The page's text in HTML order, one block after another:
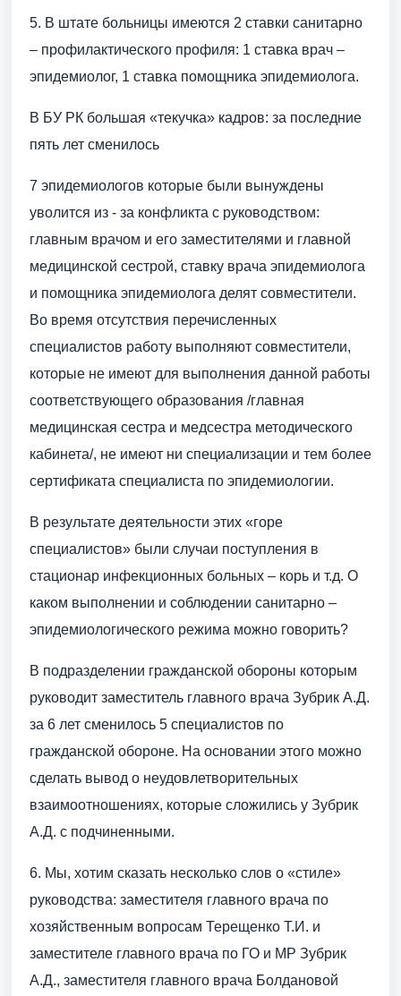
5. В штате больницы имеются 2 ставки санитарно
– профилактического профиля: 1 ставка врач –
эпидемиолог, 1 ставка помощника эпидемиолога.
В БУ РК большая «текучка» кадров: за последние
пять лет сменилось
7 эпидемиологов которые были вынуждены
уволится из - за конфликта с руководством:
главным врачом и его заместителями и главной
медицинской сестрой, ставку врача эпидемиолога
и помощника эпидемиолога делят совместители.
Во время отсутствия перечисленных
специалистов работу выполняют совместители,
которые не имеют для выполнения данной работы
соответствующего образования /главная
медицинская сестра и медсестра методического
кабинета/, не имеют ни специализации и тем более
сертификата специалиста по эпидемиологии.
В результате деятельности этих «горе
специалистов» были случаи поступления в
стационар инфекционных больных – корь и т.д. О
каком выполнении и соблюдении санитарно –
эпидемиологического режима можно говорить?
В подразделении гражданской обороны которым
руководит заместитель главного врача Зубрик А.Д.
за 6 лет сменилось 5 специалистов по
гражданской обороне. На основании этого можно
сделать вывод о неудовлетворительных
взаимоотношениях, которые сложились у Зубрик
А.Д. с подчиненными.
6. Мы, хотим сказать несколько слов о «стиле»
руководства: заместителя главного врача по
хозяйственным вопросам Терещенко Т.И. и
заместителе главного врача по ГО и МР Зубрик
А.Д., заместителя главного врача Болдановой